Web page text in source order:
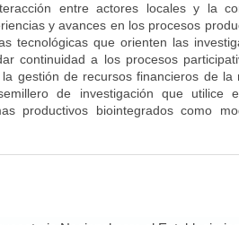
entre actores locales y la
y avances en los procesos
tecnológicas que orienten las
continuidad a los procesos
gestión de recursos financieros de la
de investigación que utilice
productivos biointegrados como